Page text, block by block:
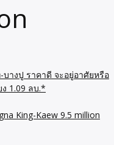
างปู ราคาดี จะอยู่อาศัยหรือ
1.09 ลบ.*
King-Kaew 9.5 million